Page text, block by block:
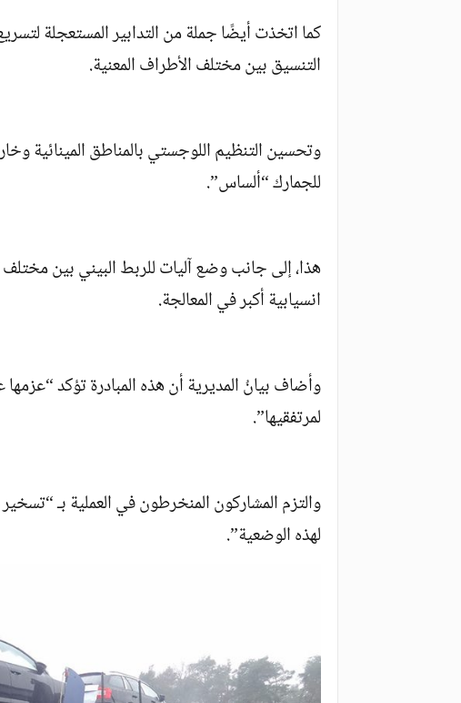
كما اتخذت أيضًا جملة من التدابير المستعجلة
التنسيق بين مختلف الأطراف المعنية.
وتحسين التنظيم اللوجستي بالمناطق المينائية
للجمارك “ألساس”.
هذا، إلى جانب وضع آليات للربط البيني بين
انسيابية أكبر في المعالجة.
وأضاف بيانُ المديرية أن هذه المبادرة تؤكد
لمرتفقيها”.
والتزم المشاركون المنخرطون في العملية بـ
لهذه الوضعية”.